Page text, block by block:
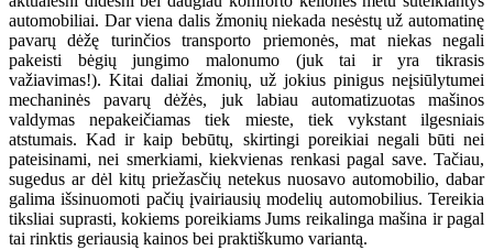
automobiliai. Dar viena dalis žmonių niekada nesėstų už automatinę
pavarų dėžę turinčios transporto priemonės, mat niekas negali
pakeisti bėgių jungimo malonumo (juk tai ir yra tikrasis
važiavimas!). Kitai daliai žmonių, už jokius pinigus neįsiūlytumei
mechaninės pavarų dėžės, juk labiau automatizuotas mašinos
valdymas nepakeičiamas tiek mieste, tiek vykstant ilgesniais
atstumais. Kad ir kaip bebūtų, skirtingi poreikiai negali būti nei
pateisinami, nei smerkiami, kiekvienas renkasi pagal save. Tačiau,
sugedus ar dėl kitų priežasčių netekus nuosavo automobilio, dabar
galima išsinuomoti pačių įvairiausių modelių automobilius. Tereikia
tiksliai suprasti, kokiems poreikiams Jums reikalinga mašina ir pagal
tai rinktis geriausią kainos bei praktiškumo variantą.